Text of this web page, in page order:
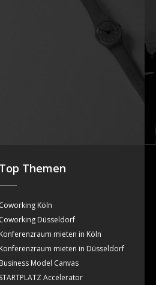
Top Themen
Coworking Köln
Coworking Düsseldorf
Konferenzraum mieten in Köln
Konferenzraum mieten in Düsseldorf
Business Model Canvas
STARTPLATZ Accelerator